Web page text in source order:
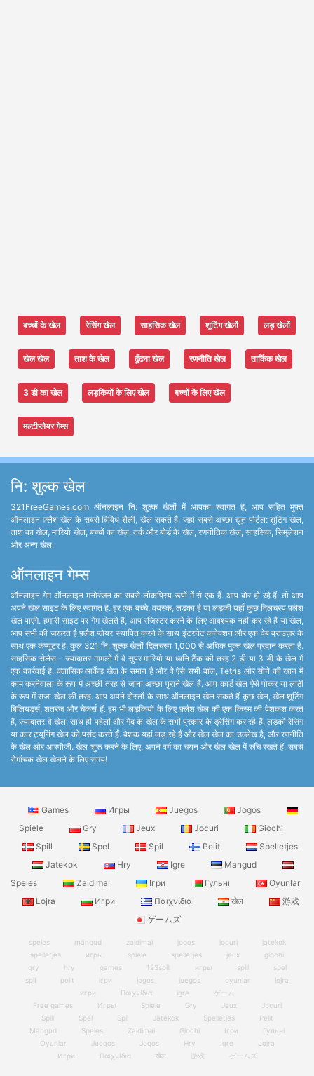
बच्चों के खेल रेसिंग खेल साहसिक खेल शूटिंग खेलों लड़ खेलों
खेल खेल ताश के खेल ढूँढना खेल रणनीति खेल तार्किक खेल
3 डी का खेल लड़कियों के लिए खेल बच्चों के लिए खेल
मल्टीप्लेयर गेम्स
नि: शुल्क खेल
321FreeGames.com ऑनलाइन नि: शुल्क खेलों में आपका स्वागत है, आप सहित मुफ्त
ऑनलाइन फ़्लैश खेल के सबसे विविध शैली, खेल सकते हैं, जहां सबसे अच्छा द्यूत पोर्टल: शूटिंग खेल,
ताश का खेल, मारियो खेल, बच्चों का खेल, तर्क और बोर्ड के खेल, रणनीतिक खेल, साहसिक, सिमुलेशन
और अन्य खेल.
ऑनलाइन गेम्स
ऑनलाइन गेम ऑनलाइन मनोरंजन का सबसे लोकप्रिय रूपों में से एक हैं. आप बोर हो रहे हैं, तो आप
अपने खेल साइट के लिए स्वागत है. हर एक बच्चे, वयस्क, लड़का है या लड़की यहाँ कुछ दिलचस्प फ़्लैश
खेल पाएंगे. हमारी साइट पर गेम खेलते हैं, आप रजिस्टर करने के लिए आवश्यक नहीं कर रहे हैं या खेल,
आप सभी की जरूरत है फ़्लैश प्लेयर स्थापित करने के साथ इंटरनेट कनेक्शन और एक वेब ब्राउज़र के
साथ एक कंप्यूटर है. कुल 321 नि: शुल्क खेलों दिलचस्प 1,000 से अधिक मुक्त खेल प्रदान करता है.
साहसिक सेलेस - ज्यादातर मामलों में वे सुपर मारियो या ध्वनि टैंक की तरह 2 डी या 3 डी के खेल में
एक कार्रवाई है. क्लासिक आर्केड खेल के समान है और वे ऐसे सभी बॉल, Tetris और सोने की खान में
काम करनेवाला के रूप में अच्छी तरह से जाना अच्छा पुराने खेल हैं. आप कार्ड खेल ऐसे पोकर या लाठी
के रूप में सजा खेल की तरह. आप अपने दोस्तों के साथ ऑनलाइन खेल सकते हैं कुछ खेल, खेल शूटिंग
बिलियर्ड्स, शतरंज और चेकर्स हैं. हम भी लड़कियों के लिए फ़्लैश खेल की एक किस्म की पेशकश करते
हैं, ज्यादातर वे खेल, साथ ही पहेली और गेंद के खेल के सभी प्रकार के ड्रेसिंग कर रहे हैं. लड़कों रेसिंग
या कार ट्यूनिंग खेल को पसंद करते हैं. बेशक यहां लड़ रहे हैं और खेल खेल का उल्लेख है, और रणनीति
के खेल और आरपीजी. खेल शुरू करने के लिए, अपने वर्ग का चयन और खेल खेल में रुचि रखते हैं. सबसे
रोमांचक खेल खेलने के लिए समय!
Games Игры Juegos
Jogos
Spiele
Gry Jeux Jocuri
Giochi
Spill
Spel Spil Pelit
Spelletjes
Jatekok
Hry Igre
Mangud
Speles
Zaidimai Ігри Гульні
Oyunlar
Lojra
Игри Παιχνίδια खेल
游戏
ゲームズ
speles mängud zaidimai jogos jocuri
jatekok
spelletjes
игры spiele spelletjes jeux
giochi
gry
hry games 123spill игры spill
spel
spil
pelit ігри jogos juegos oyunlar
lojra
игри
Παιχνίδια igre
ゲーム
Free games
Игры Spiele Gry Jeux
Jocuri
Spill
Spel Spil Jatekok Spelletjes
Pelit
Mängud
Speles Zaidimai Giochi Ігри
Гульні
Oyunlar
Juegos Jogos Hry Igre
Lojra
Игри
Παιχνίδια खेल 游戏 ゲームズ